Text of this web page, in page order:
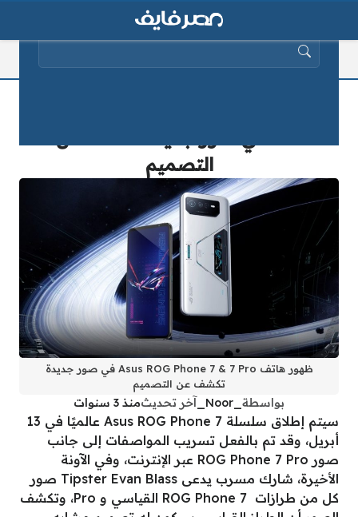
التصميم
ظهور هاتف Asus ROG Phone 7 & 7 Pro في صور جديدة
تكشف عن التصميم
بواسطة آخر تحديثمنذ 3 سنوات
سيتم إطلاق سلسلة Asus ROG Phone 7 عالميًا في 13
أبريل، وقد تم بالفعل تسريب المواصفات إلى جانب
صور ROG Phone 7 Pro عبر الإنترنت، وفي الآونة
الأخيرة، شارك مسرب يدعى Tipster Evan Blass صور
كل من طرازات ROG Phone 7 القياسي و Pro، وتكشف
البحث عن: